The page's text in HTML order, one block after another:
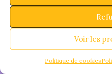
Voir les
Politique de cookies